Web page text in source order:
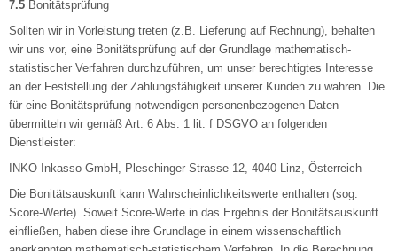
7.5 Bonitätsprüfung
Sollten wir in Vorleistung treten (z.B. Lieferung auf Rechnung), behalten
wir uns vor, eine Bonitätsprüfung auf der Grundlage mathematisch-
statistischer Verfahren durchzuführen, um unser berechtigtes Interesse
an der Feststellung der Zahlungsfähigkeit unserer Kunden zu wahren. Die
für eine Bonitätsprüfung notwendigen personenbezogenen Daten
übermitteln wir gemäß Art. 6 Abs. 1 lit. f DSGVO an folgenden
Dienstleister:
INKO Inkasso GmbH, Pleschinger Strasse 12, 4040 Linz, Österreich
Die Bonitätsauskunft kann Wahrscheinlichkeitswerte enthalten (sog.
Score-Werte). Soweit Score-Werte in das Ergebnis der Bonitätsauskunft
einfließen, haben diese ihre Grundlage in einem wissenschaftlich